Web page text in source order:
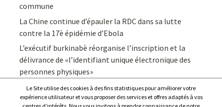
commune
La Chine continue d’épauler la RDC dans sa lutte
contre la 17è épidémie d’Ebola
L’exécutif burkinabè réorganise l’inscription et la
délivrance de «l’identifiant unique électronique des
personnes physiques»
Le Site utilise des cookies à des fins statistiques pour améliorer votre
expérience utilisateur et vous proposer des services et offres adaptés à vos